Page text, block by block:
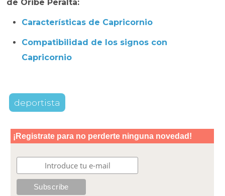
de Oribe Peralta:
Características de Capricornio
Compatibilidad de los signos con
Capricornio
deportista